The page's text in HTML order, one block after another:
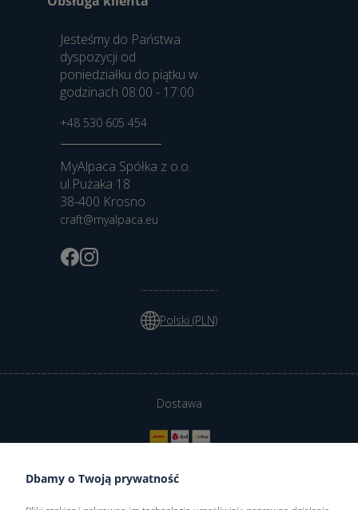
Jesteśmy do Państwa
dyspozycji od
poniedziałku do piątku w
godzinach 08:00 - 17:00
+48 530 605 454
MyAlpaca Spółka z o.o.
ul.Pużaka 18
38-400 Krosno
craft@myalpaca.eu
Polski (PLN)
Dostawa
Dbamy o Twoją prywatność